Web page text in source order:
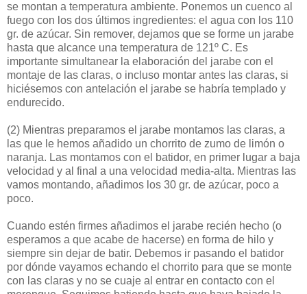
se montan a temperatura ambiente. Ponemos un cuenco al
fuego con los dos últimos ingredientes: el agua con los 110
gr. de azúcar. Sin remover, dejamos que se forme un jarabe
hasta que alcance una temperatura de 121º C. Es
importante simultanear la elaboración del jarabe con el
montaje de las claras, o incluso montar antes las claras, si
hiciésemos con antelación el jarabe se habría templado y
endurecido.
(2) Mientras preparamos el jarabe montamos las claras, a
las que le hemos añadido un chorrito de zumo de limón o
naranja. Las montamos con el batidor, en primer lugar a baja
velocidad y al final a una velocidad media-alta. Mientras las
vamos montando, añadimos los 30 gr. de azúcar, poco a
poco.
Cuando estén firmes añadimos el jarabe recién hecho (o
esperamos a que acabe de hacerse) en forma de hilo y
siempre sin dejar de batir. Debemos ir pasando el batidor
por dónde vayamos echando el chorrito para que se monte
con las claras y no se cuaje al entrar en contacto con el